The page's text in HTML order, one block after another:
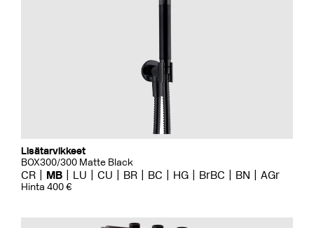
Lisätarvikkeet
BOX300/300 Matte Black
CR MB LU CU BR BC HG BrBC BN AGr
Hinta 400 €